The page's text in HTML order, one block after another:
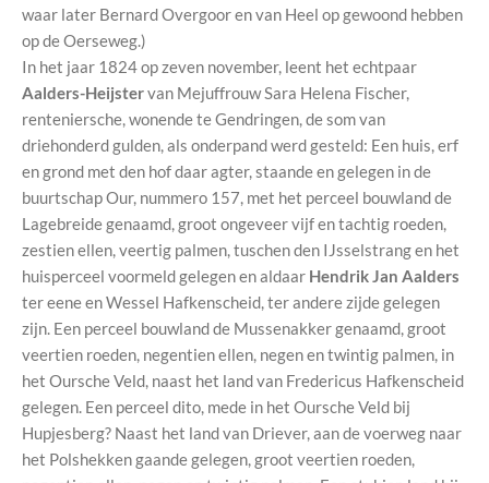
waar later Bernard Overgoor en van Heel op gewoond hebben
op de Oerseweg.)
In het jaar 1824 op zeven november, leent het echtpaar
Aalders-Heijstervan Mejuffrouw Sara Helena Fischer,
renteniersche, wonende te Gendringen, de som van
driehonderd gulden, als onderpand werd gesteld: Een huis, erf
en grond met den hof daar agter, staande en gelegen in de
buurtschap Our, nummero 157, met het perceel bouwland de
Lagebreide genaamd, groot ongeveer vijf en tachtig roeden,
zestien ellen, veertig palmen, tuschen den IJsselstrang en het
huisperceel voormeld gelegen en aldaar Hendrik Jan Aalders
ter eene en Wessel Hafkenscheid, ter andere zijde gelegen
zijn. Een perceel bouwland de Mussenakker genaamd, groot
veertien roeden, negentien ellen, negen en twintig palmen, in
het Oursche Veld, naast het land van Fredericus Hafkenscheid
gelegen. Een perceel dito, mede in het Oursche Veld bij
Hupjesberg? Naast het land van Driever, aan de voerweg naar
het Polshekken gaande gelegen, groot veertien roeden,